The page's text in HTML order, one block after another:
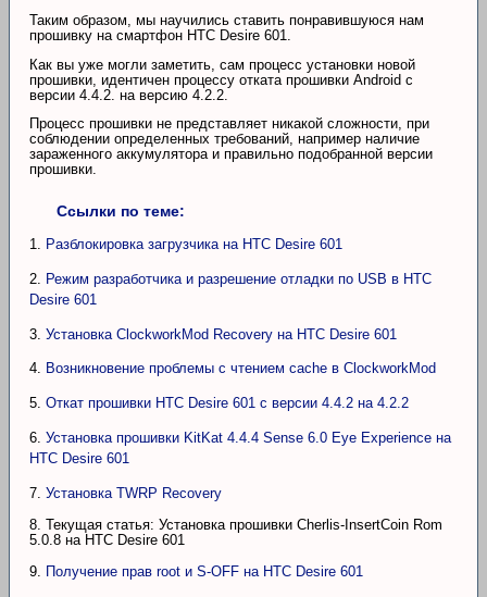
Таким образом, мы научились ставить понравившуюся нам
прошивку на смартфон HTC Desire 601.
Как вы уже могли заметить, сам процесс установки новой
прошивки, идентичен процессу отката прошивки Android с
версии 4.4.2. на версию 4.2.2.
Процесс прошивки не представляет никакой сложности, при
соблюдении определенных требований, например наличие
зараженного аккумулятора и правильно подобранной версии
прошивки.
Ссылки по теме:
1. Разблокировка загрузчика на HTC Desire 601
2.
Режим разработчика и разрешение отладки по USB в HTC
Desire 601
3. Установка ClockworkMod Recovery на HTC Desire 601
4. Возникновение проблемы с чтением cache в ClockworkMod
5. Откат прошивки HTC Desire 601 с версии 4.4.2 на 4.2.2
6. Установка прошивки KitKat 4.4.4 Sense 6.0 Eye Experience на
HTC Desire 601
7. Установка TWRP Recovery
8. Текущая статья: Установка прошивки Cherlis-InsertCoin Rom
5.0.8 на HTC Desire 601
9. Получение прав root и S-OFF на HTC Desire 601